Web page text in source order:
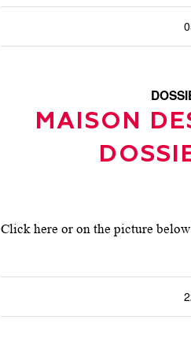
MAISON
Click here or on the picture